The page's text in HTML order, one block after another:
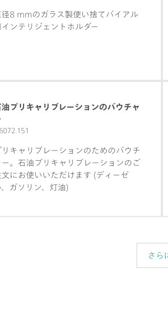
径8 mmのガラス製使い捨てバイアル
インテリジェントホルダー
油プリキャリブレーションのバウチャ
リキャリブレーションのためのバウチ
ー。石油プリキャリブレーションのご
文にお使いいただけます (ディーゼ
、ガソリン、灯油)
さら